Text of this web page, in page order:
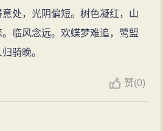
处，光阴偏短。树色凝红，山
临风念远。欢蝶梦难追，鹭盟
骑晚。
赞(0)